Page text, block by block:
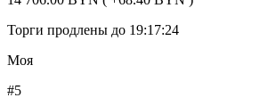
Торги продлены до 19:17:24
Моя
#5